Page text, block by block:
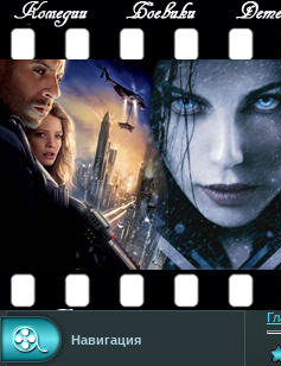
Навигация